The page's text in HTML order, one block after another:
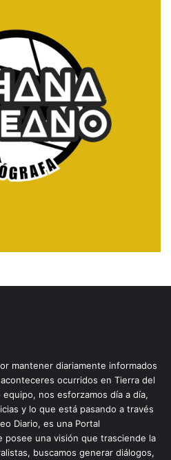
mantener diariamente informados
ocurridos en Tierra del
nos esforzamos día a día,
y lo que está pasando a través
Diario, es una Portal
posee una visión que trasciende la
buscamos generar diálogos,